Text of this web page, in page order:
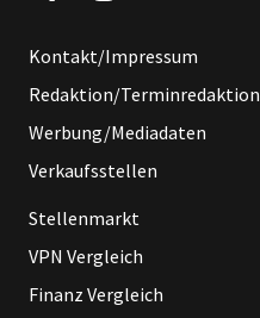
Kontakt/Impressum
Redaktion/Terminredaktion
Werbung/Mediadaten
Verkaufsstellen
Stellenmarkt
VPN Vergleich
Finanz Vergleich